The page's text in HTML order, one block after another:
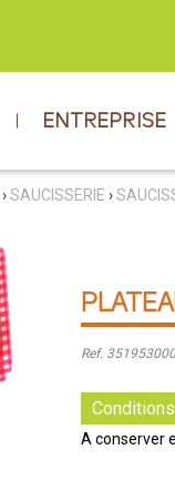
ENTREPRISE
›SAUCISSERIE ›
Ref.
A conserver